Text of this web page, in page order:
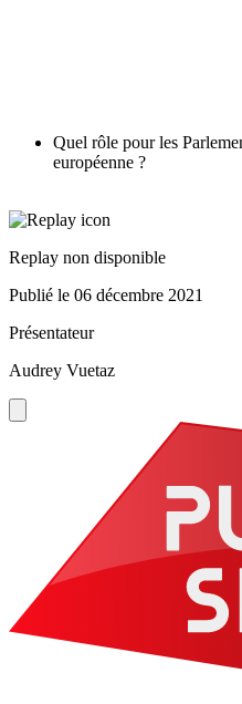
Quel rôle pour les
européenne ?
Replay non disponible
Publié le 06 décembre 2021
Présentateur
Audrey Vuetaz